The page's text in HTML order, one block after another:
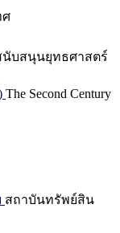
ศ
บสนุนยุทธศาสตร์
The Second Century
สถาบันทรัพย์สิน